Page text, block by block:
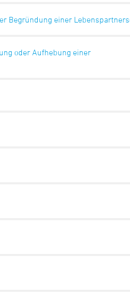
Begründung einer
oder Aufhebung einer